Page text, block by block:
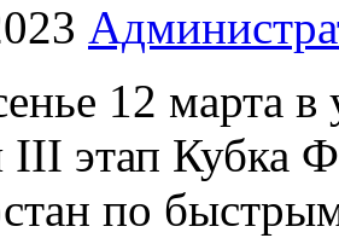
12 марта
III этап Кубка
по